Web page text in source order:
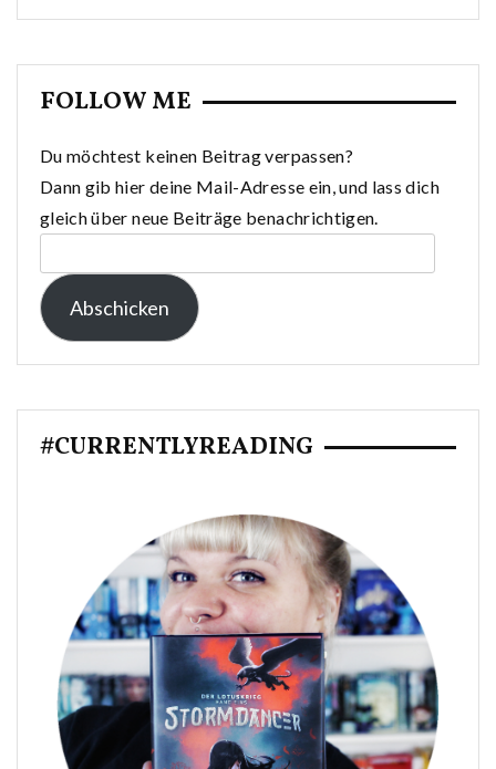
FOLLOW ME
Du möchtest keinen Beitrag verpassen?
Dann gib hier deine Mail-Adresse ein, und lass dich
gleich über neue Beiträge benachrichtigen.
Mail-
Adresse:
Abschicken
#CURRENTLYREADING